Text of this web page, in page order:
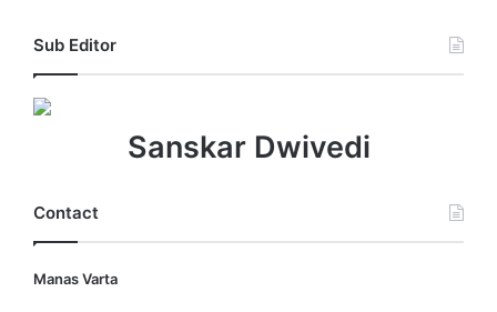
Sub Editor
Sanskar Dwivedi
Contact
Manas Varta